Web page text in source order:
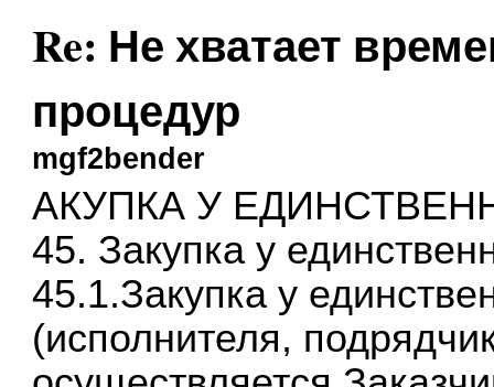
Re: Не хватает
процедур
mgf2bender
АКУПКА У
45. Закупка у
45.1.Закупка у
(исполнителя,